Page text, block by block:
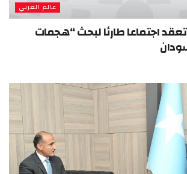
عالم العربي
تعقد اجتماعا طارئا لبحث “هجمات